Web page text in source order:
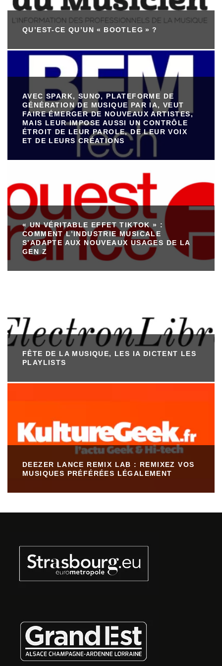
QU’EST-CE QU’UN « BOOTLEG » ?
AVEC SPARK, SUNO, PLATEFORME DE
GÉNÉRATION DE MUSIQUE PAR IA, VEUT
FAIRE ÉMERGER DE NOUVEAUX ARTISTES,
MAIS LEUR IMPOSE AUSSI UN CONTRÔLE
ÉTROIT DE LEUR PAROLE, DE LEUR VOIX
ET DE LEURS CRÉATIONS
« UN VÉRITABLE EFFET TIKTOK » :
COMMENT L’INDUSTRIE MUSICALE
S’ADAPTE AUX NOUVEAUX USAGES DE LA
GEN Z
FÊTE DE LA MUSIQUE, LES IA DICTENT LES
PLAYLISTS
DEEZER LANCE REMIX LAB : REMIXEZ VOS
MUSIQUES PRÉFÉRÉES LÉGALEMENT